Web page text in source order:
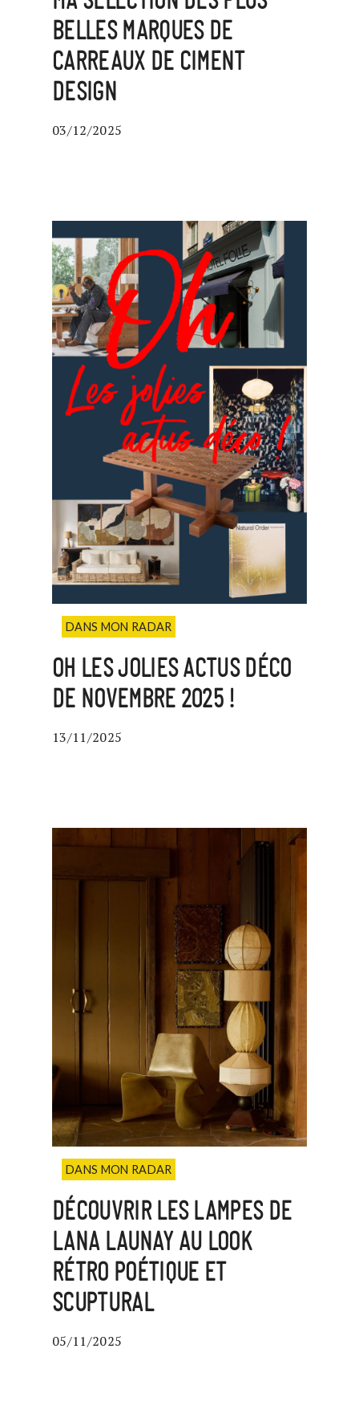
BELLES MARQUES DE
CARREAUX DE CIMENT
DESIGN
03/12/2025
DANS MON RADAR
OH LES JOLIES ACTUS DÉCO
DE NOVEMBRE 2025 !
13/11/2025
DANS MON RADAR
DÉCOUVRIR LES LAMPES DE
LANA LAUNAY AU LOOK
RÉTRO POÉTIQUE ET
SCUPTURAL
05/11/2025